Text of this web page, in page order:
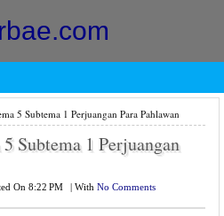
5 Subtema 1 Perjuangan Para Pahlawan
Subtema 1 Perjuangan
On 8:22 PM With No Comments